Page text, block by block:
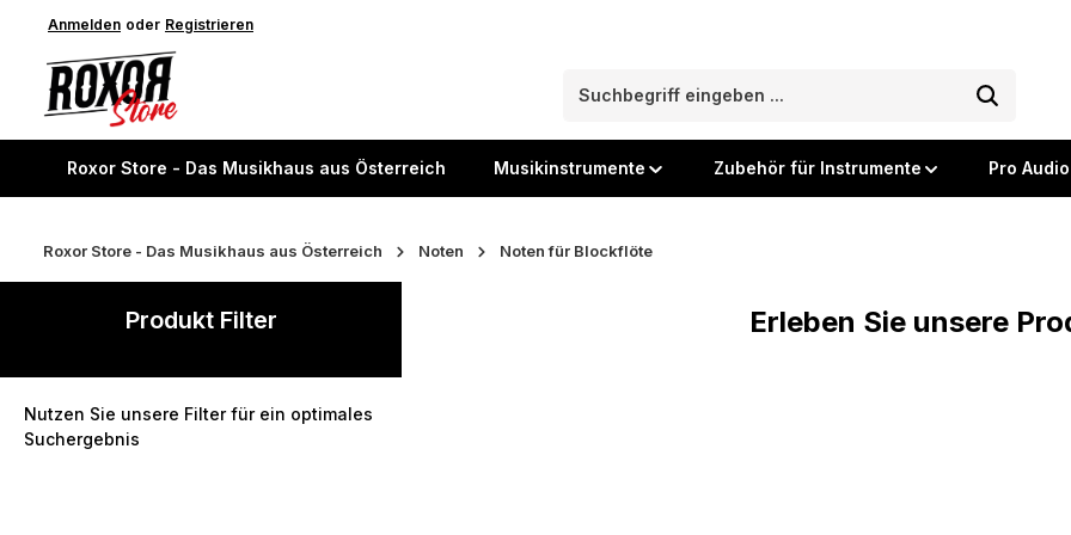
Zur Hauptnavigation springen
Anmelden oder Registrieren
Roxor Store - Das Musikhaus aus Österreich Musikinstrumente Zubehör für Instrumente Pro Audio
Roxor Store - Das Musikhaus aus Österreich Noten Noten für Blockflöte
Produkt Filter
Nutzen Sie unsere Filter für ein optimales
Suchergebnis
Erleben Sie unsere